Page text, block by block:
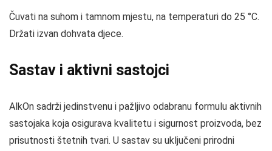
Čuvati na suhom i tamnom mjestu, na temperaturi do 25 °C.
Držati izvan dohvata djece.
Sastav i aktivni sastojci
AlkOn sadrži jedinstvenu i pažljivo odabranu formulu aktivnih
sastojaka koja osigurava kvalitetu i sigurnost proizvoda, bez
prisutnosti štetnih tvari. U sastav su uključeni prirodni